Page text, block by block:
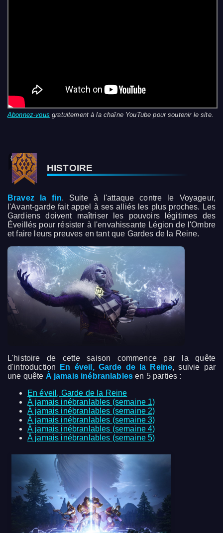
Abonnez-vous gratuitement à la chaîne YouTube pour soutenir le site.
HISTOIRE
Bravez la fin. Suite à l'attaque contre le Voyageur,
l'Avant-garde fait appel à ses alliés les plus proches. Les
Gardiens doivent maîtriser les pouvoirs légitimes des
Éveillés pour résister à l'envahissante Légion de l'Ombre
et faire leurs preuves en tant que Gardes de la Reine.
L'histoire de cette saison commence par la quête
d'introduction
En éveil, Garde de la Reine, suivie par
une quête À jamais inébranlables en 5 parties :
En éveil, Garde de la Reine
À jamais inébranlables (semaine 1)
À jamais inébranlables (semaine 2)
À jamais inébranlables (semaine 3)
À jamais inébranlables (semaine 4)
À jamais inébranlables (semaine 5)